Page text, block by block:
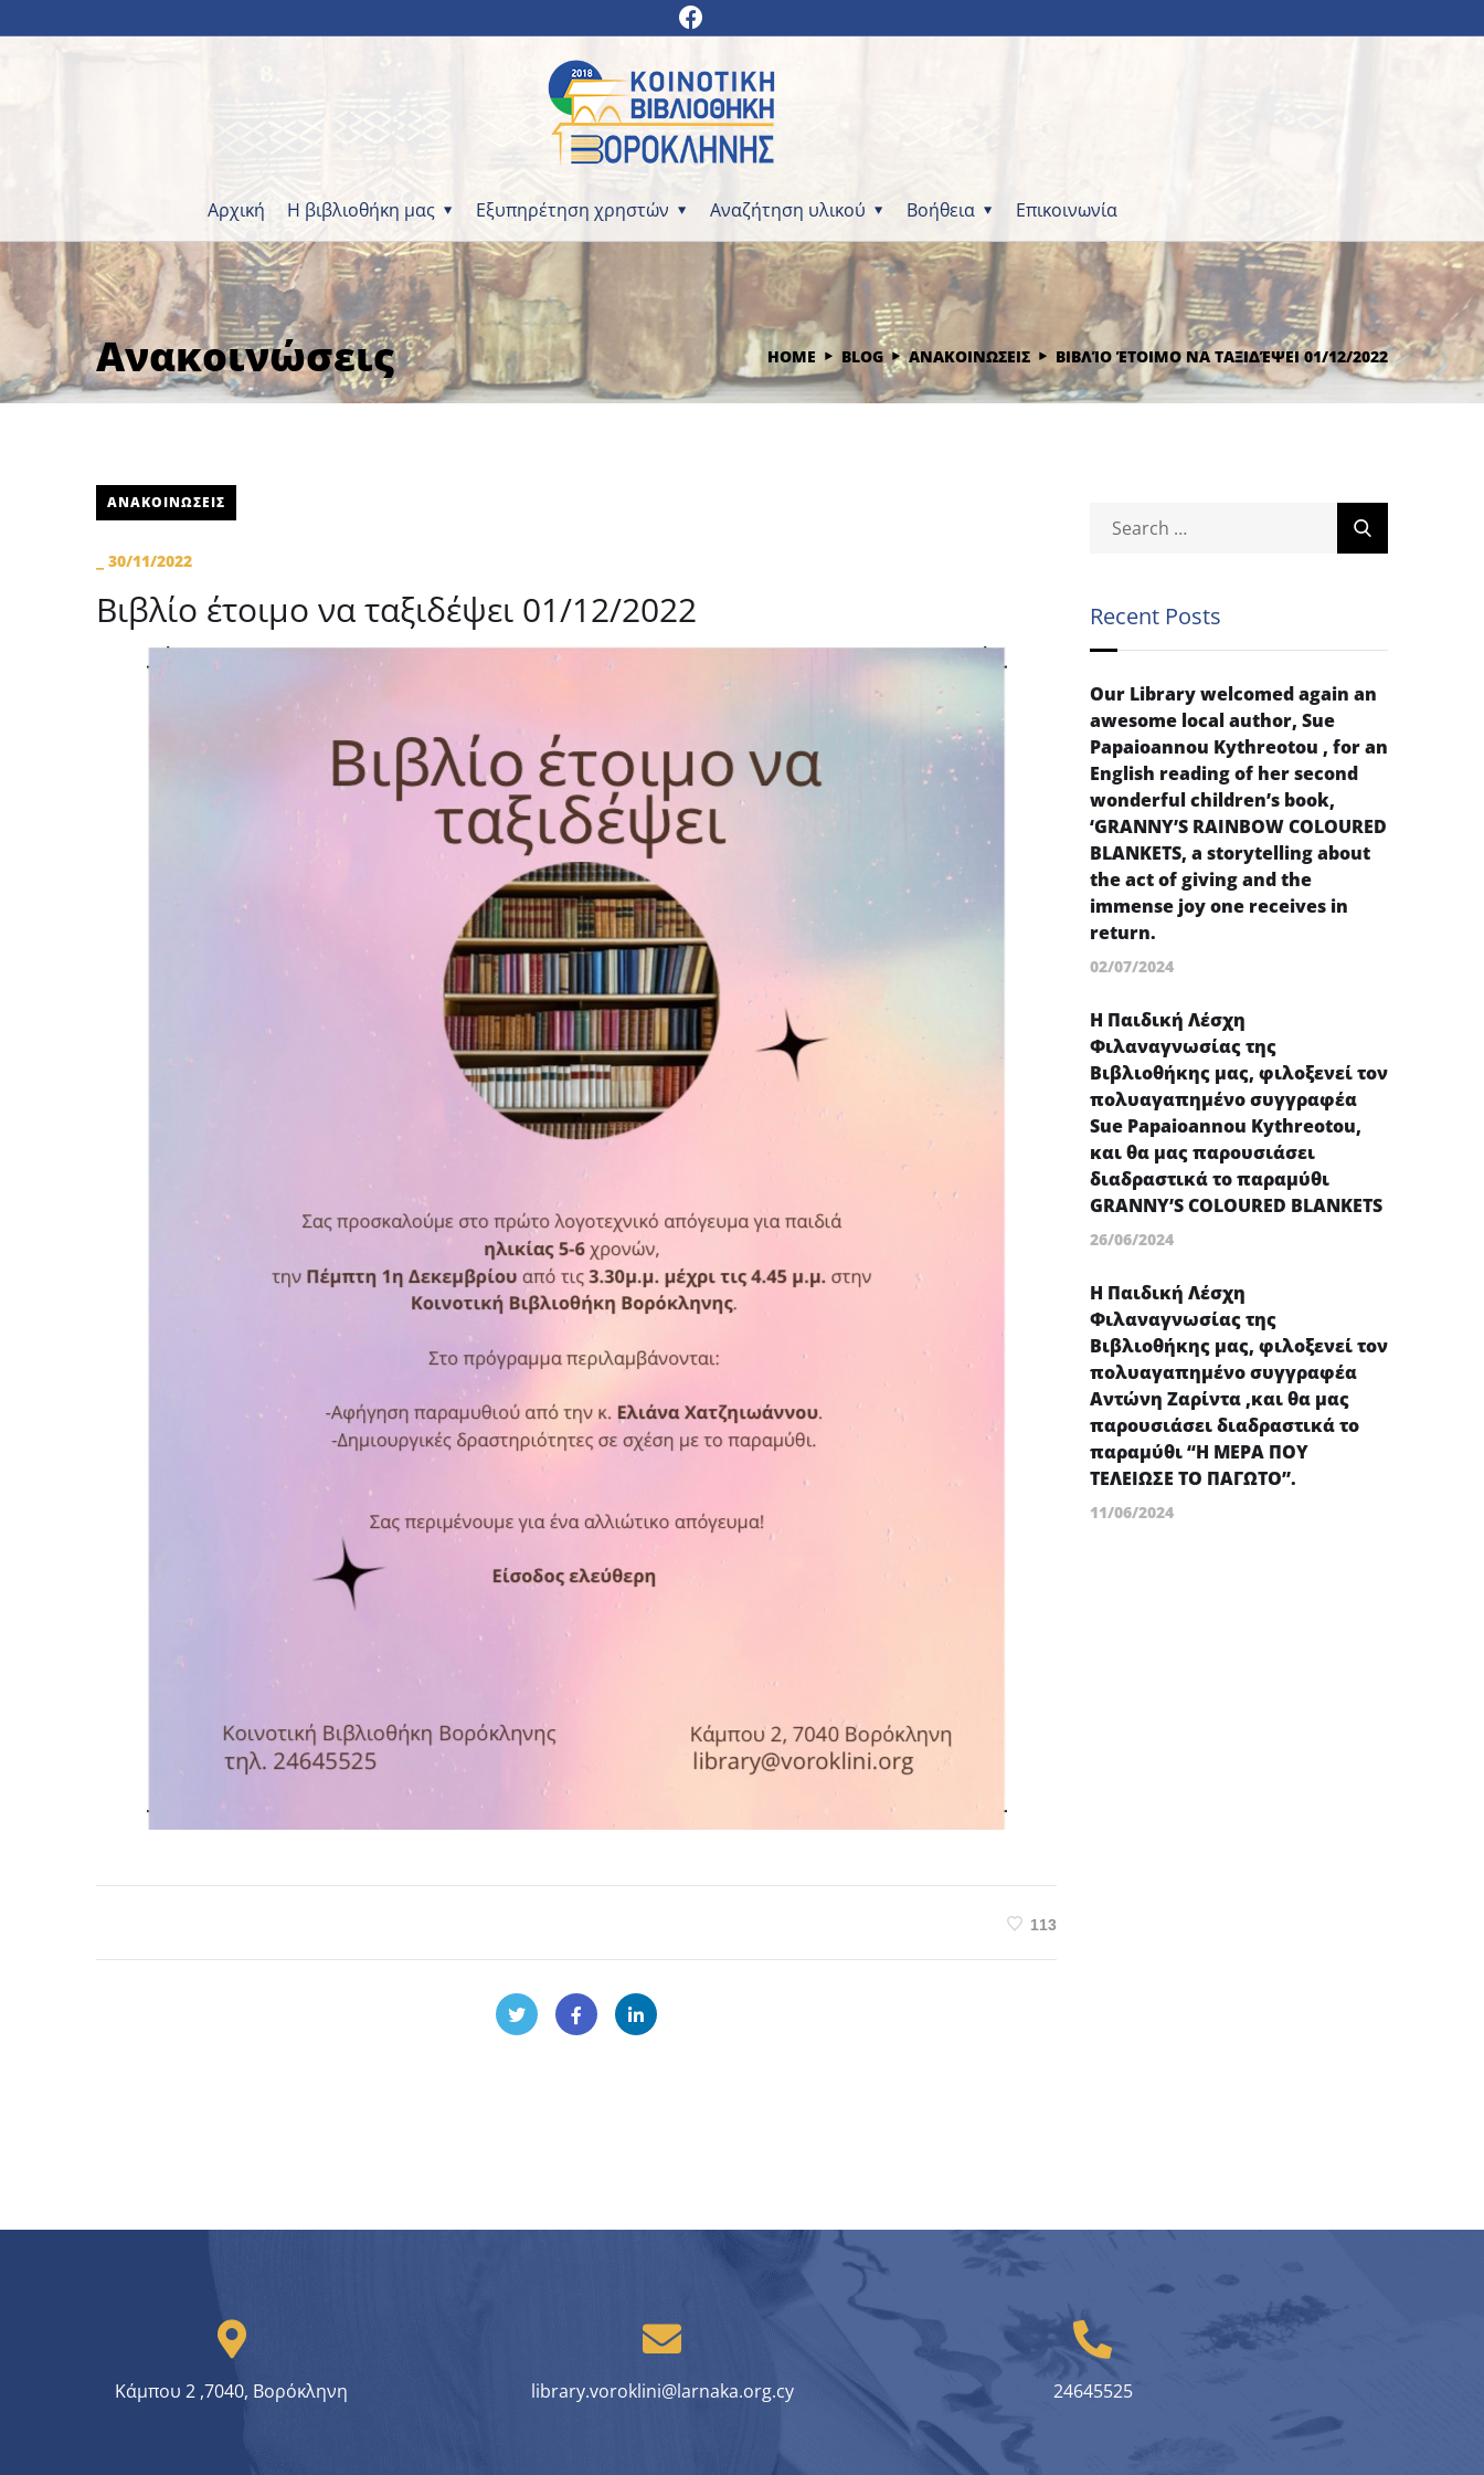
Αρχική Η βιβλιοθήκη μας Εξυπηρέτηση χρηστών Αναζήτηση υλικού Βοήθεια Επικοινωνία
Ανακοινώσεις HOME BLOG ΑΝΑΚΟΙΝΩΣΕΙΣ ΒΙΒΛΊΟ ΈΤΟΙΜΟ ΝΑ ΤΑΞΙΔΈΨΕΙ 01/12/2022
ΑΝΑΚΟΙΝΩΣΕΙΣ
30/11/2022
Βιβλίο έτοιμο να ταξιδέψει 01/12/2022
113
Recent Posts
Our Library welcomed again an
awesome local author, Sue
Papaioannou Kythreotou , for an
English reading of her second
wonderful children’s book,
‘GRANNY’S RAINBOW COLOURED
BLANKETS, a storytelling about
the act of giving and the
immense joy one receives in
return.
02/07/2024
Η Παιδική Λέσχη
Φιλαναγνωσίας της
Βιβλιοθήκης μας, φιλοξενεί τον
πολυαγαπημένο συγγραφέα
Sue Papaioannou Kythreotou,
και θα μας παρουσιάσει
διαδραστικά το παραμύθι
GRANNY’S COLOURED BLANKETS
26/06/2024
Η Παιδική Λέσχη
Φιλαναγνωσίας της
Βιβλιοθήκης μας, φιλοξενεί τον
πολυαγαπημένο συγγραφέα
Αντώνη Ζαρίντα ,και θα μας
παρουσιάσει διαδραστικά το
παραμύθι “Η ΜΕΡΑ ΠΟΥ
ΤΕΛΕΙΩΣΕ ΤΟ ΠΑΓΩΤΟ”.
11/06/2024
Κάμπου 2 ,7040, Βορόκληνη library.voroklini@larnaka.org.cy 24645525